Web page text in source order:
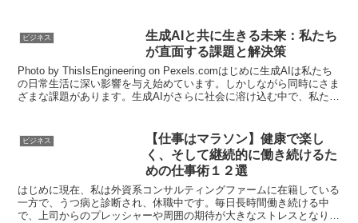
ビジネス
生成AIと共に生きる未来：私たち
が直面する課題と解決策
Photo by ThisIsEngineering on Pexels.comはじめに生成AIは私たち
の日常生活に深い影響を与え始めています。しかしながら同時にさま
ざまな課題があります。生成AIがさらに社会に溶け込む中で、私たち
ビジネス
【仕事はマラソン】健康で楽し
く、そして継続的に働き続けるた
めの仕事術１２選
はじめに現在、私は外資系コンサルティングファームに在籍している
一方で、うつ病と診断され、休職中です。毎日長時間働き続ける中
で、上司からのプレッシャーや周囲の期待が大きなストレスとなり、